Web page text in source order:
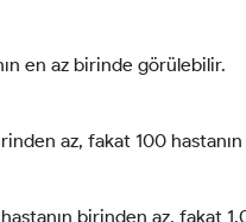
en az birinde görülebilir.
az, fakat 100
birinden az, fakat